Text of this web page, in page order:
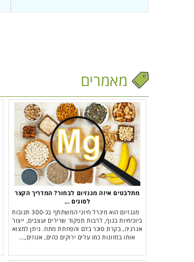
מאמרים
מתלבטים איזה מגנזיום לבחור? המדריך הקצר
לסוגים ...
מגנזיום הוא מינרל חיוני המשתתף בכ-300 תגובות
ביוכימיות בגוף, לרבות תפקוד שרירים ועצבים, ייצור
אנרגיה, בקרת סוכר בדם והפחתת מתח. ניתן למצוא
אותו במזונות כמו עלים ירוקים כהים, אגוזים,...